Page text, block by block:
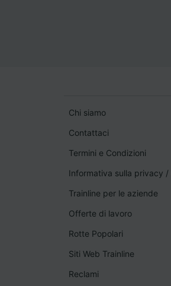
Chi siamo
Contattaci
Termini e Condizioni
Informativa sulla privacy /
Trainline per le aziende
Offerte di lavoro
Rotte Popolari
Siti Web Trainline
Reclami